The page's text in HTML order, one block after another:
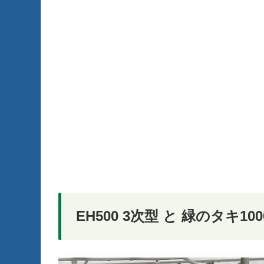
EH500 3次型 と 緑のタキ